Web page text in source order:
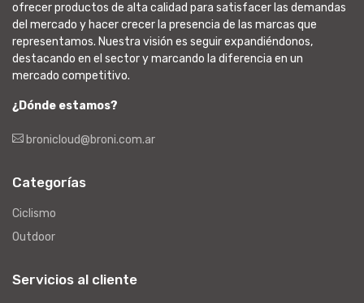
ofrecer productos de alta calidad para satisfacer las demandas
del mercado y hacer crecer la presencia de las marcas que
representamos. Nuestra visión es seguir expandiéndonos,
destacando en el sector y marcando la diferencia en un
mercado competitivo.
¿Dónde estamos?
bronicloud@broni.com.ar
Categorías
Ciclismo
Outdoor
Servicios al cliente